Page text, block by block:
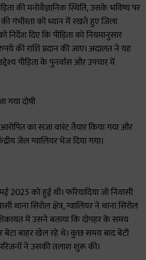
की मनोवैज्ञानिक स्थिति, उसके भविष्य पर
गंभीरता को ध्यान में रखते हुए जिला
निर्देश दिए कि पीड़िता को नियमानुसार
की राशि प्रदान की जाए। अदालत ने यह
पीड़िता के पुनर्वास और उपचार में
गया दोषी
का सजा वारंट तैयार किया गया और
जेल ग्वालियर भेज दिया गया।
को हुई थी। फरियादिया जो निवासी
थाना सिरोल क्षेत्र, ग्वालियर ने थाना सिरोल
शिकायत में उसने बताया कि दोपहर के समय
बेटा बाहर खेल रहे थे। कुछ समय बाद बेटी
ने उसकी तलाश शुरू की।